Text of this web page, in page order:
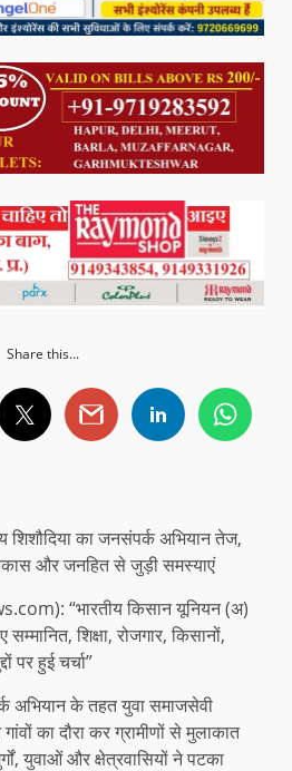
Share this...
शिशौदिया का जनसंपर्क अभियान तेज,
और जनहित से जुड़ी समस्याएं
“भारतीय किसान यूनियन (अ)
शिक्षा, रोजगार, किसानों,
पर हुई चर्चा”
अभियान के तहत युवा समाजसेवी
गांवों का दौरा कर ग्रामीणों से मुलाकात
युवाओं और क्षेत्रवासियों ने पटका